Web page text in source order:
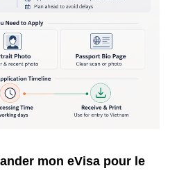
mon eVisa pour le